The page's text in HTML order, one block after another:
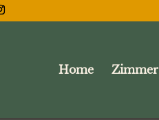
Home Zimmer